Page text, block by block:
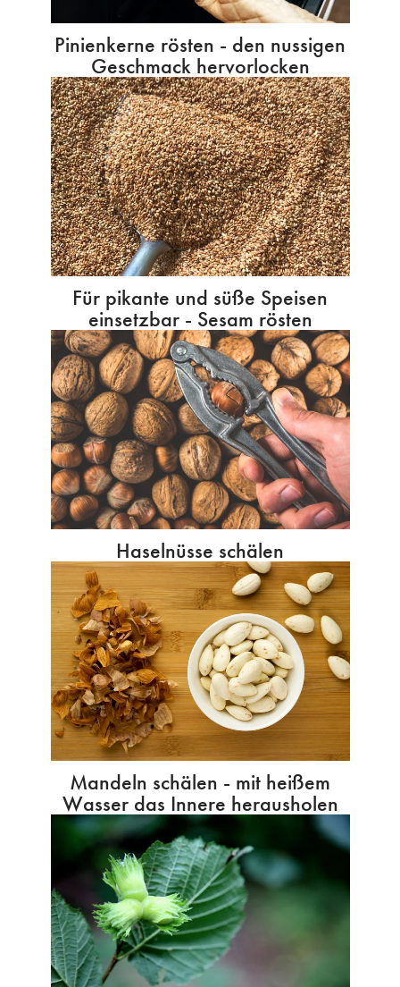
Pinienkerne rösten - den nussigen
Geschmack hervorlocken
Für pikante und süße Speisen
einsetzbar - Sesam rösten
Haselnüsse schälen
Mandeln schälen - mit heißem
Wasser das Innere herausholen